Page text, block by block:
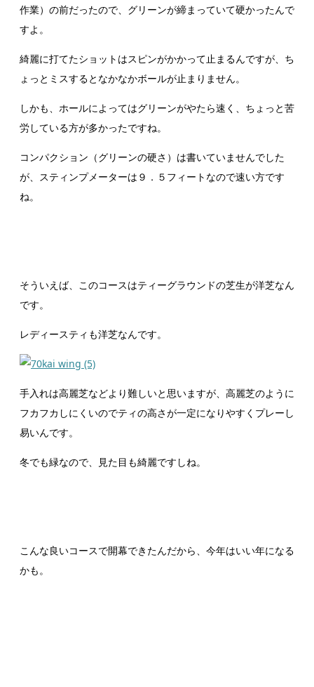
作業）の前だったので、グリーンが締まっていて硬かったんで
すよ。
綺麗に打てたショットはスピンがかかって止まるんですが、ち
ょっとミスするとなかなかボールが止まりません。
しかも、ホールによってはグリーンがやたら速く、ちょっと苦
労している方が多かったですね。
コンパクション（グリーンの硬さ）は書いていませんでした
が、スティンプメーターは９．５フィートなので速い方です
ね。
そういえば、このコースはティーグラウンドの芝生が洋芝なん
です。
レディースティも洋芝なんです。
手入れは高麗芝などより難しいと思いますが、高麗芝のように
フカフカしにくいのでティの高さが一定になりやすくプレーし
易いんです。
冬でも緑なので、見た目も綺麗ですしね。
こんな良いコースで開幕できたんだから、今年はいい年になる
かも。